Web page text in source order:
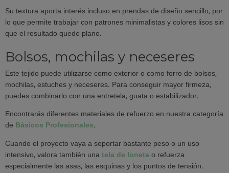
Su textura aporta interés incluso en prendas de diseño sencillo, por
lo que permite trabajar con patrones minimalistas y colores lisos sin
que el resultado quede plano.
Bolsos, mochilas y neceseres
Este tejido puede utilizarse como exterior o como forro de bolsos,
mochilas, estuches y neceseres. Para conseguir mayor firmeza,
puedes combinarlo con una entretela, guata o estabilizador.
Encontrarás diferentes materiales de refuerzo en nuestra categoría
de Básicos Profesionales.
Cuando el proyecto vaya a soportar bastante peso o un uso
intensivo, valora también unatela de lonetao refuerza
especialmente las asas, las esquinas y los puntos de tensión.